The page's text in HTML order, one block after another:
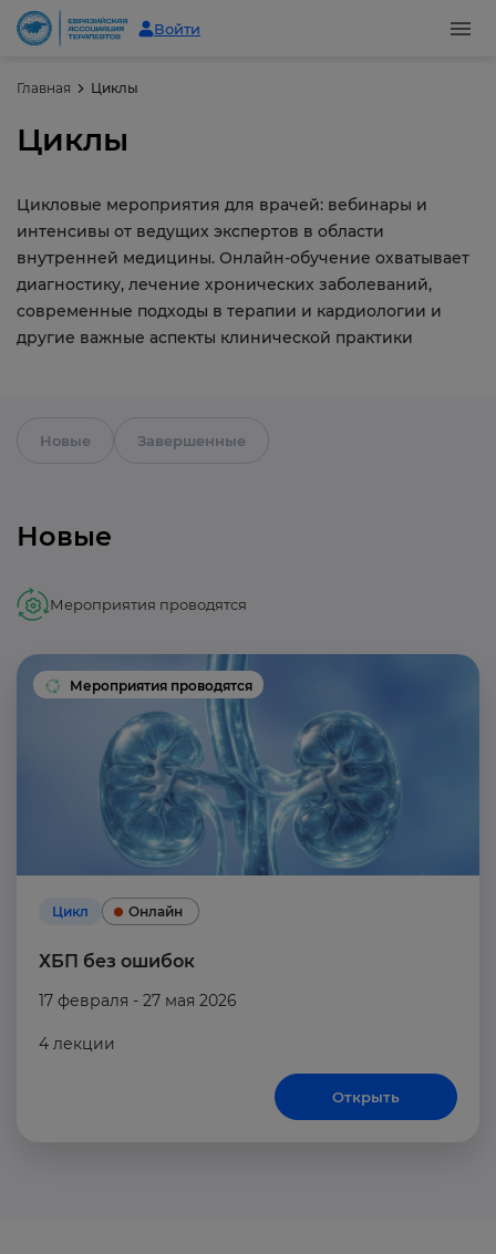
Войти
Главная Циклы
Циклы
Цикловые мероприятия для врачей: вебинары и
интенсивы от ведущих экспертов в области
внутренней медицины. Онлайн-обучение охватывает
диагностику, лечение хронических заболеваний,
современные подходы в терапии и кардиологии и
другие важные аспекты клинической практики
Новые Завершенные
Новые
Мероприятия проводятся
Цикл Онлайн
ХБП без ошибок
17 февраля - 27 мая 2026
4 лекции
Открыть
Мероприятия проводятся